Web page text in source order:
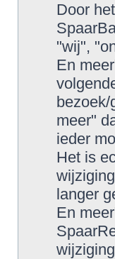
Door
"wij",
En
bezoek/
meer"
ieder
Het is
langer
En